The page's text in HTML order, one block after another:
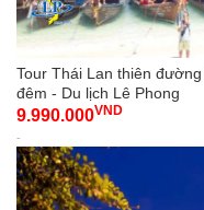
Tour Thái Lan thiên
đêm - Du lịch Lê Phong
9.990.000VND
-